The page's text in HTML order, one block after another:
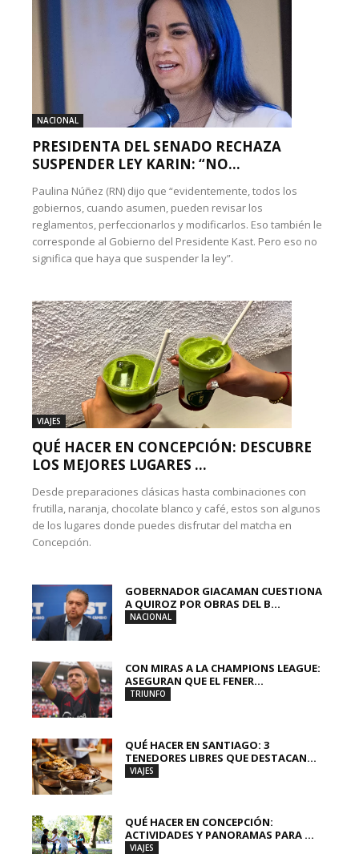
NACIONAL
PRESIDENTA DEL SENADO RECHAZA
SUSPENDER LEY KARIN: “NO...
Paulina Núñez (RN) dijo que “evidentemente, todos los
gobiernos, cuando asumen, pueden revisar los
reglamentos, perfeccionarlos y modificarlos. Eso también le
corresponde al Gobierno del Presidente Kast. Pero eso no
significa que haya que suspender la ley”.
VIAJES
QUÉ HACER EN CONCEPCIÓN: DESCUBRE
LOS MEJORES LUGARES ...
Desde preparaciones clásicas hasta combinaciones con
frutilla, naranja, chocolate blanco y café, estos son algunos
de los lugares donde puedes disfrutar del matcha en
Concepción.
GOBERNADOR GIACAMAN CUESTIONA
A QUIROZ POR OBRAS DEL B...
NACIONAL
CON MIRAS A LA CHAMPIONS LEAGUE:
ASEGURAN QUE EL FENER...
TRIUNFO
QUÉ HACER EN SANTIAGO: 3
TENEDORES LIBRES QUE DESTACAN...
VIAJES
QUÉ HACER EN CONCEPCIÓN:
ACTIVIDADES Y PANORAMAS PARA ...
VIAJES